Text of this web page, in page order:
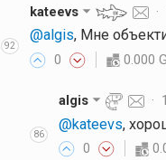
92
kateevs ·
@algis, Мне
0 0.000
86
algis ·
@kateevs,
0